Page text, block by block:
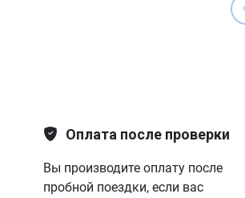
Оплата после проверки
Вы производите оплату после
пробной поездки, если вас